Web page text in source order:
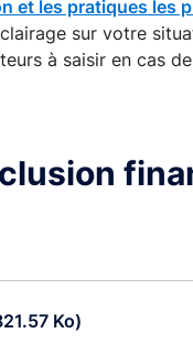
et les pratiques les
sur votre
à saisir en cas
Ko)